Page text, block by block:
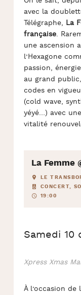
avec la
Télégraphe, La
française.
une ascension
l’Hexagone
passion,
au grand
codes en
(cold wave,
yéyé…) avec
vitalité
La Femme
LE
CONCERT,
19:00
Samedi 10
Xpress Xmas
À l’occasion de